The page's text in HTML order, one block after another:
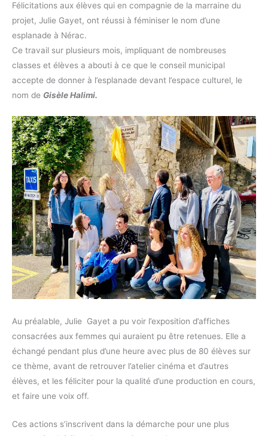
Félicitations aux élèves qui en compagnie de la marraine du
projet, Julie Gayet, ont réussi à féminiser le nom d’une
esplanade à Nérac.
Ce travail sur plusieurs mois, impliquant de nombreuses
classes et élèves a abouti à ce que le conseil municipal
accepte de donner à l’esplanade devant l’espace culturel, le
nom de Gisèle Halimi.
Au préalable, Julie Gayet a pu voir l’exposition d’affiches
consacrées aux femmes qui auraient pu être retenues. Elle a
échangé pendant plus d’une heure avec plus de 80 élèves sur
ce thème, avant de retrouver l’atelier cinéma et d’autres
élèves, et les féliciter pour la qualité d’une production en cours,
et faire une voix off.
Ces actions s’inscrivent dans la démarche pour une plus